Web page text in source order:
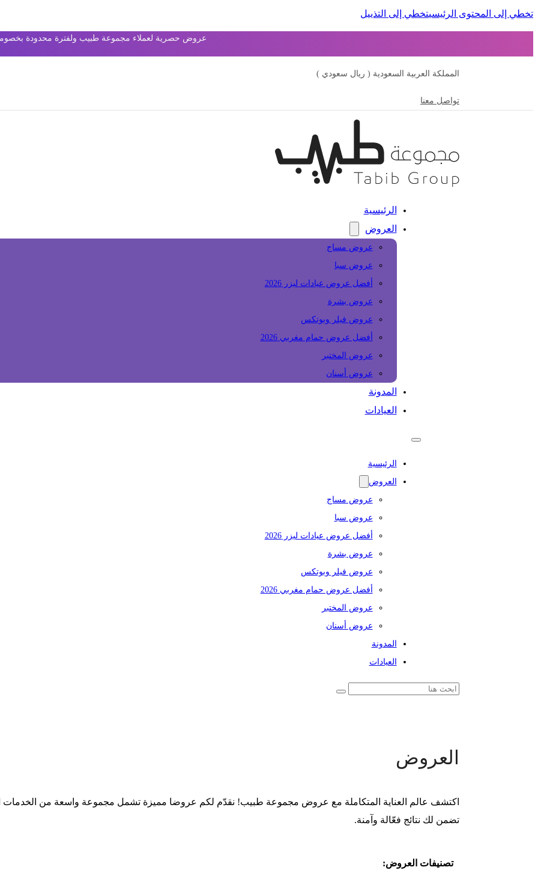
تخطي إلى المحتوى الرئيسيتخطي إلى التذييل
عروض حصرية لعملاء مجموعة طبيب ولفترة محدودة بخصومات
المملكة العربية السعودية ( ريال سعودي )
تواصل معنا
الرئيسية
العروض
عروض مساج
عروض سبا
أفضل عروض عيادات ليزر 2026
عروض بشرة
عروض فيلر وبوتكس
أفضل عروض حمام مغربي 2026
عروض المختبر
عروض أسنان
المدونة
العيادات
الرئيسية
العروض
عروض مساج
عروض سبا
أفضل عروض عيادات ليزر 2026
عروض بشرة
عروض فيلر وبوتكس
أفضل عروض حمام مغربي 2026
عروض المختبر
عروض أسنان
المدونة
العيادات
العروض
اكتشف عالم العناية المتكاملة مع عروض مجموعة طبيب! نقدّم لكم عروضا مميزة تشمل مجموعة واسعة من الخدمات
تضمن لك نتائج فعّالة وآمنة.
تصنيفات العروض: